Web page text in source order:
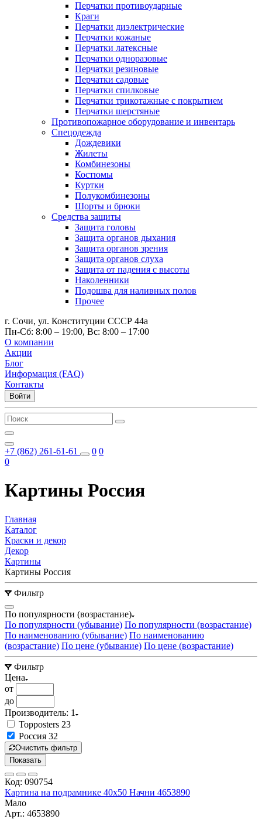
Перчатки противоударные
Краги
Перчатки диэлектрические
Перчатки кожаные
Перчатки латексные
Перчатки одноразовые
Перчатки резиновые
Перчатки садовые
Перчатки спилковые
Перчатки трикотажные с покрытием
Перчатки шерстяные
Противопожарное оборудование и инвентарь
Спецодежда
Дождевики
Жилеты
Комбинезоны
Костюмы
Куртки
Полукомбинезоны
Шорты и брюки
Средства защиты
Защита головы
Защита органов дыхания
Защита органов зрения
Защита органов слуха
Защита от падения с высоты
Наколенники
Подошва для наливных полов
Прочее
г. Сочи, ул. Конституции СССР 44а
Пн-Сб: 8:00 – 19:00, Вс: 8:00 – 17:00
О компании
Акции
Блог
Информация (FAQ)
Контакты
Войти
+7 (862) 261-61-61 0 0
0
Картины Россия
Главная
Каталог
Краски и декор
Декор
Картины
Картины Россия
Фильтр
По популярности (возрастание)
По популярности (убывание) По популярности (возрастание)
По наименованию (убывание) По наименованию
(возрастание) По цене (убывание) По цене (возрастание)
Фильтр
Цена
от
до
Производитель: 1
Topposters 23
Россия 32
Очистить фильтр
Показать
Код: 090754
Картина на подрамнике 40х50 Начни 4653890
Мало
Арт.: 4653890